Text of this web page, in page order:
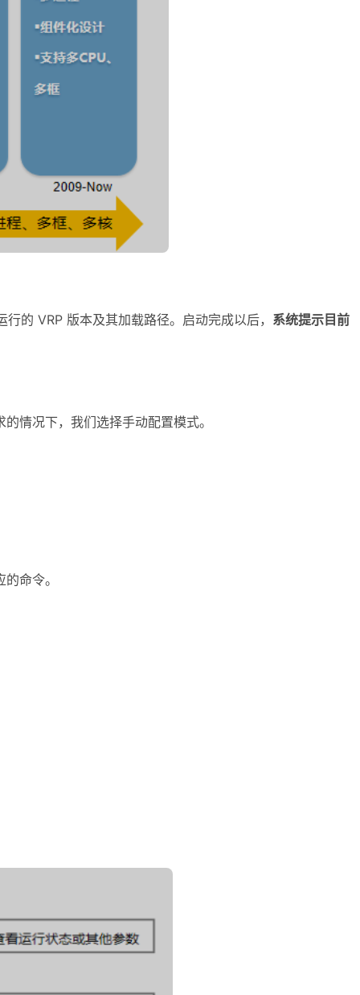
的 VRP 版本及其加载路径。启动完成以后， 系统提示目前
情况下，我们选择手动配置模式。
命令。